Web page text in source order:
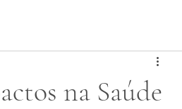
na Saúde